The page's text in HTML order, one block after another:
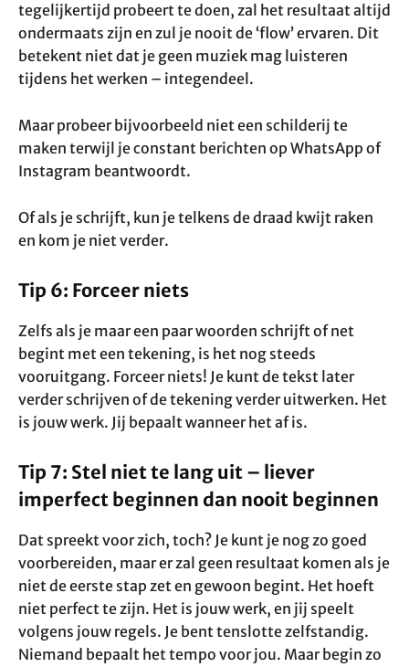
tegelijkertijd probeert te doen, zal het resultaat altijd
ondermaats zijn en zul je nooit de ‘flow’ ervaren. Dit
betekent niet dat je geen muziek mag luisteren
tijdens het werken – integendeel.
Maar probeer bijvoorbeeld niet een schilderij te
maken terwijl je constant berichten op WhatsApp of
Instagram beantwoordt.
Of als je schrijft, kun je telkens de draad kwijt raken
en kom je niet verder.
Tip 6: Forceer niets
Zelfs als je maar een paar woorden schrijft of net
begint met een tekening, is het nog steeds
vooruitgang. Forceer niets! Je kunt de tekst later
verder schrijven of de tekening verder uitwerken. Het
is jouw werk. Jij bepaalt wanneer het af is.
Tip 7: Stel niet te lang uit – liever
imperfect beginnen dan nooit beginnen
Dat spreekt voor zich, toch? Je kunt je nog zo goed
voorbereiden, maar er zal geen resultaat komen als je
niet de eerste stap zet en gewoon begint. Het hoeft
niet perfect te zijn. Het is jouw werk, en jij speelt
volgens jouw regels. Je bent tenslotte zelfstandig.
Niemand bepaalt het tempo voor jou. Maar begin zo